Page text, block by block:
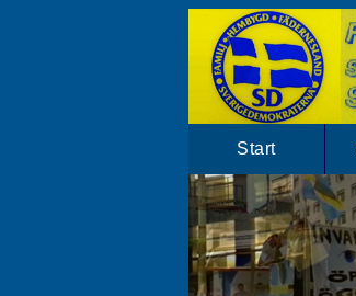
Start